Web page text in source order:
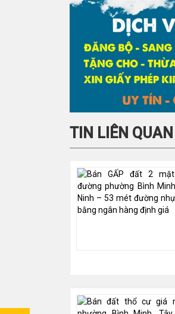
TIN LIÊN QUAN